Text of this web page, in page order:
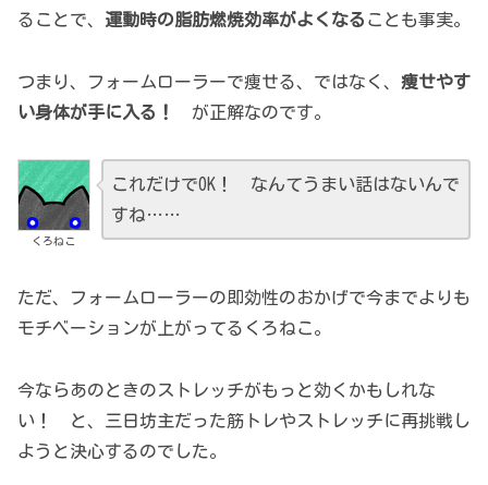
ることで、 運動時の脂肪燃焼効率がよくなる ことも事実。
つまり、フォームローラーで痩せる、ではなく、 痩せやす
い身体が手に入る！
が正解なのです。
くろねこ
これだけでOK！ なんてうまい話はないんで
すね……
ただ、フォームローラーの即効性のおかげで今までよりも
モチベーションが上がってるくろねこ。
今ならあのときのストレッチがもっと効くかもしれな
い！ と、三日坊主だった筋トレやストレッチに再挑戦し
ようと決心するのでした。